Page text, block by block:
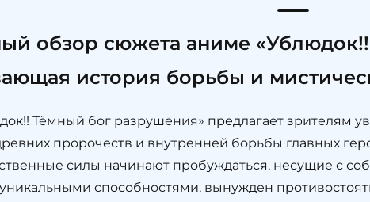
обзор сюжета аниме
история борьбы и
Тёмный бог разрушения» предлагает зрителям
пророчеств и внутренней борьбы главных
силы начинают пробуждаться, несущие с
способностями, вынужден